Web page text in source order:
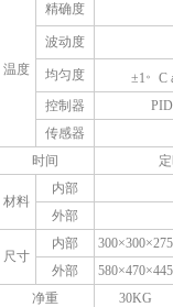
温度
精确度
波动度
均匀度 ±1。 C
控制器
传感器
时间
材料
内部
外部
尺寸
内部
300×300×275
外部
580×470×445
净重
30KG